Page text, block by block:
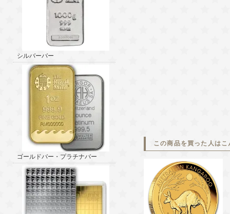
シルバーバー
ゴールドバー・プラチナバー
この商品を買った人は